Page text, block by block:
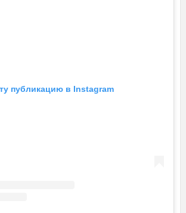
публикацию в Instagram